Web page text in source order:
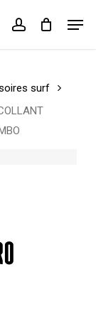
accountClose
surf